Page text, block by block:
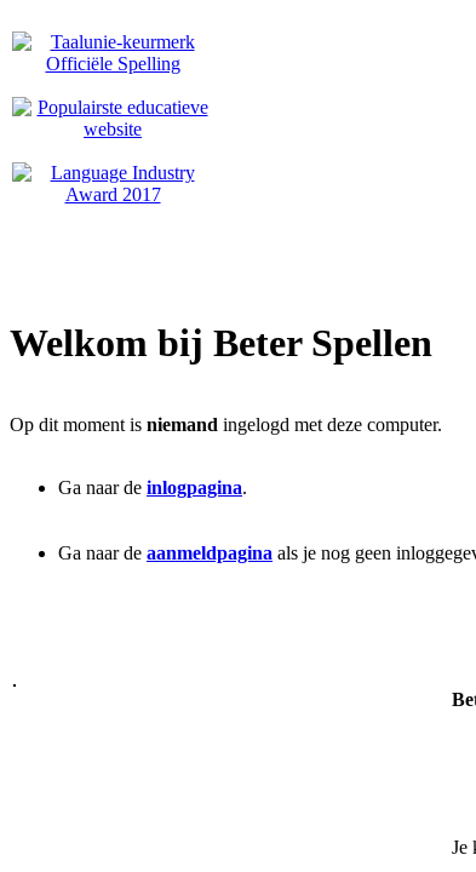
Welkom bij Beter Spellen
Op dit moment is niemand ingelogd met deze computer.
Ga naar de inlogpagina.
Ga naar de aanmeldpagina als je nog geen
Je